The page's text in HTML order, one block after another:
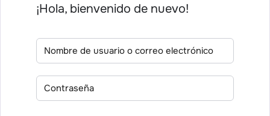
¡Hola, bienvenido de nuevo!